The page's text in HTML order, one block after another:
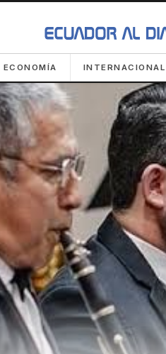
ECONOMÍA INTERNACIONAL